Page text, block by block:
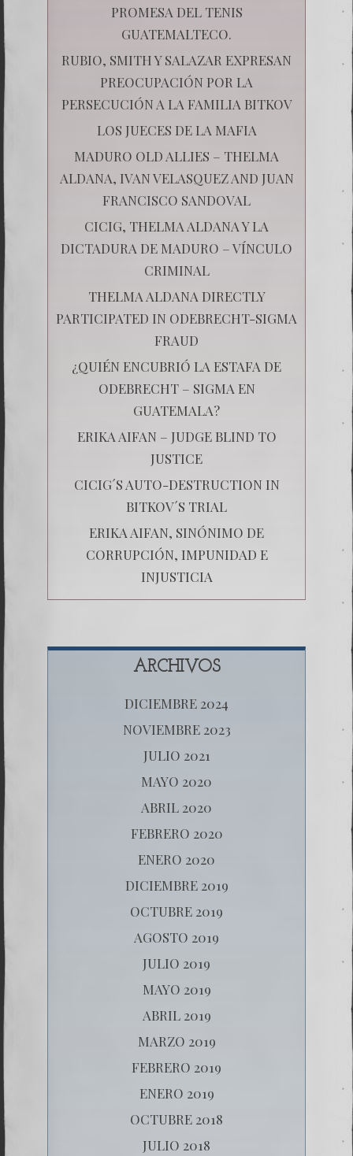
PROMESA DEL TENIS
GUATEMALTECO.
RUBIO, SMITH Y SALAZAR EXPRESAN
PREOCUPACIÓN POR LA
PERSECUCIÓN A LA FAMILIA BITKOV
LOS JUECES DE LA MAFIA
MADURO OLD ALLIES – THELMA
ALDANA, IVAN VELASQUEZ AND JUAN
FRANCISCO SANDOVAL
CICIG, THELMA ALDANA Y LA
DICTADURA DE MADURO – VÍNCULO
CRIMINAL
THELMA ALDANA DIRECTLY
PARTICIPATED IN ODEBRECHT-SIGMA
FRAUD
¿QUIÉN ENCUBRIÓ LA ESTAFA DE
ODEBRECHT – SIGMA EN
GUATEMALA?
ERIKA AIFAN – JUDGE BLIND TO
JUSTICE
CICIG´S AUTO-DESTRUCTION IN
BITKOV´S TRIAL
ERIKA AIFAN, SINÓNIMO DE
CORRUPCIÓN, IMPUNIDAD E
INJUSTICIA
ARCHIVOS
DICIEMBRE 2024
NOVIEMBRE 2023
JULIO 2021
MAYO 2020
ABRIL 2020
FEBRERO 2020
ENERO 2020
DICIEMBRE 2019
OCTUBRE 2019
AGOSTO 2019
JULIO 2019
MAYO 2019
ABRIL 2019
MARZO 2019
FEBRERO 2019
ENERO 2019
OCTUBRE 2018
JULIO 2018